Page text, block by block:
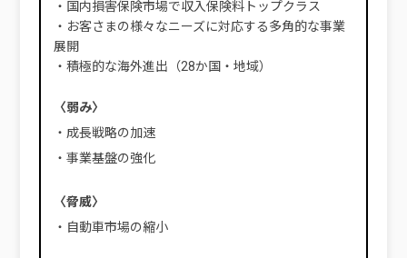
・国内損害保険市場で収入保険料トップクラス
・お客さまの様々なニーズに対応する多角的な事業
展開
・積極的な海外進出（28か国・地域）
〈弱み〉
・成長戦略の加速
・事業基盤の強化
〈脅威〉
・自動車市場の縮小